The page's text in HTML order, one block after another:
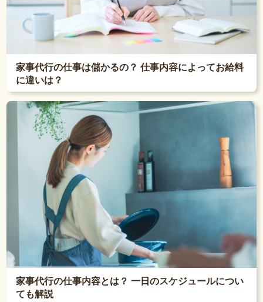
家事代行の仕事は儲かるの？ 仕事内容によってお給料
に違いは？
家事代行の仕事内容とは？ 一日のスケジュールについ
ても解説